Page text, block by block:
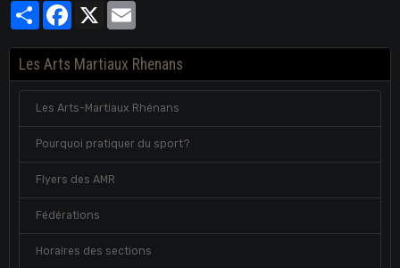
PartagerFacebook
X
Les Arts Martiaux Rhenans
Les Arts-Martiaux Rhénans
Pourquoi pratiquer du sport?
Flyers des AMR
Fédérations
Horaires des sections